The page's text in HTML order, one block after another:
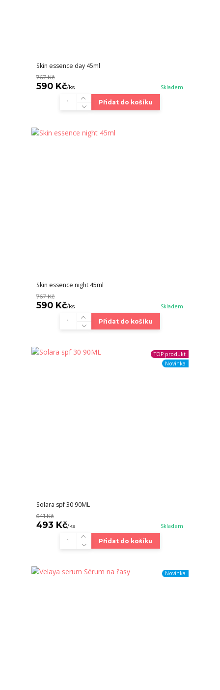
Skin essence day 45ml
767 Kč
590 Kč/ks Skladem
Přidat do košíku
Skin essence night 45ml
767 Kč
590 Kč/ks Skladem
Přidat do košíku
TOP produkt
Novinka
Solara spf 30 90ML
641 Kč
493 Kč/ks Skladem
Přidat do košíku
Novinka